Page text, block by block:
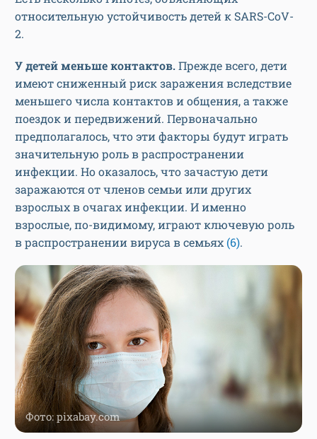
относительную устойчивость детей к SARS-CoV-
2.
У детей меньше контактов.Прежде всего, дети
имеют сниженный риск заражения вследствие
меньшего числа контактов и общения, а также
поездок и передвижений. Первоначально
предполагалось, что эти факторы будут играть
значительную роль в распространении
инфекции. Но оказалось, что зачастую дети
заражаются от членов семьи или других
взрослых в очагах инфекции. И именно
взрослые, по-видимому, играют ключевую роль
в распространении вируса в семьях (6).
Фото: pixabay.com